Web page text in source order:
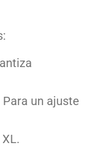
un ajuste